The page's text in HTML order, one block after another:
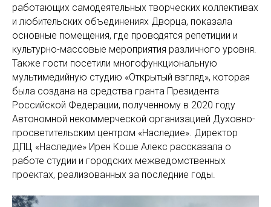
работающих самодеятельных творческих коллективах
и любительских объединениях Дворца, показала
основные помещения, где проводятся репетиции и
культурно-массовые мероприятия различного уровня.
Также гости посетили многофункциональную
мультимедийную студию «Открытый взгляд», которая
была создана на средства гранта Президента
Российской Федерации, полученному в 2020 году
Автономной некоммерческой организацией Духовно-
просветительским центром «Наследие». Директор
ДПЦ «Наследие» Ирен Коше Алекс рассказала о
работе студии и городских межведомственных
проектах, реализованных за последние годы.